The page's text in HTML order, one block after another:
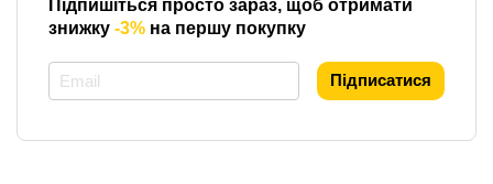
Підпишіться просто зараз, щоб отримати
знижку -3% на першу покупку
Підписатися